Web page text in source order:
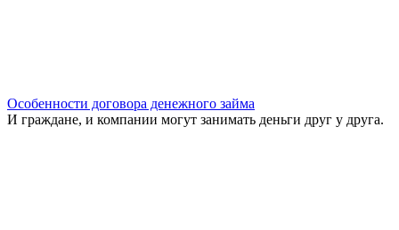
Особенности договора денежного займа
И граждане, и компании могут занимать деньги друг у друга.